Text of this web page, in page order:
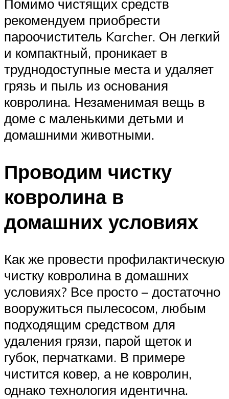
Помимо чистящих средств
рекомендуем приобрести
пароочиститель Karcher. Он легкий
и компактный, проникает в
труднодоступные места и удаляет
грязь и пыль из основания
ковролина. Незаменимая вещь в
доме с маленькими детьми и
домашними животными.
Проводим чистку
ковролина в
домашних условиях
Как же провести профилактическую
чистку ковролина в домашних
условиях? Все просто – достаточно
вооружиться пылесосом, любым
подходящим средством для
удаления грязи, парой щеток и
губок, перчатками. В примере
чистится ковер, а не ковролин,
однако технология идентична.